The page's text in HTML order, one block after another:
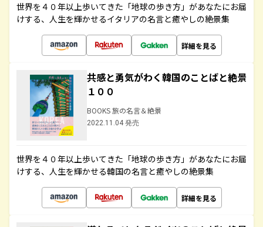
世界を４０年以上歩いてきた「地球の歩き方」があなたにお届
けする、人生を輝かせるイタリアの名言と癒やしの絶景集
詳細を見る
共感と勇気がわく韓国のことばと絶景
１００
BOOKS 旅の名言＆絶景
2022.11.04 発売
世界を４０年以上歩いてきた「地球の歩き方」があなたにお届
けする、人生を輝かせる韓国の名言と癒やしの絶景集
詳細を見る